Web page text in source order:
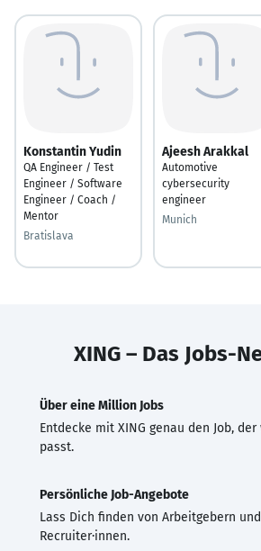
Konstantin Yudin
QA Engineer / Test
Engineer / Software
Engineer / Coach /
Mentor
Bratislava
Ajeesh Arakkal
Automotive
cybersecurity
engineer
Munich
XING – Das Jobs-
Über eine Million Jobs
Entdecke mit XING genau den Job,
passt.
Persönliche Job-Angebote
Lass Dich finden von Arbeitgebern
Recruiter·innen.